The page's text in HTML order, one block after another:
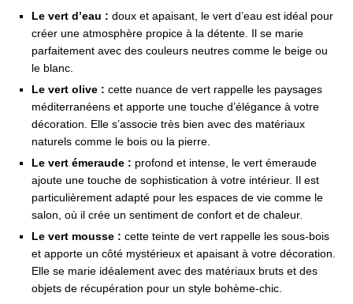
Le vert d’eau : doux et apaisant, le vert d’eau est idéal pour
créer une atmosphère propice à la détente. Il se marie
parfaitement avec des couleurs neutres comme le beige ou
le blanc.
Le vert olive : cette nuance de vert rappelle les paysages
méditerranéens et apporte une touche d’élégance à votre
décoration. Elle s’associe très bien avec des matériaux
naturels comme le bois ou la pierre.
Le vert émeraude : profond et intense, le vert émeraude
ajoute une touche de sophistication à votre intérieur. Il est
particulièrement adapté pour les espaces de vie comme le
salon, où il crée un sentiment de confort et de chaleur.
Le vert mousse : cette teinte de vert rappelle les sous-bois
et apporte un côté mystérieux et apaisant à votre décoration.
Elle se marie idéalement avec des matériaux bruts et des
objets de récupération pour un style bohème-chic.